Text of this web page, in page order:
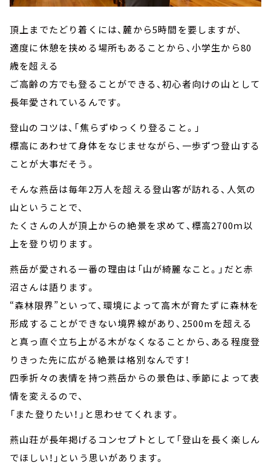
頂上までたどり着くには、麓から5時間を要しますが、
適度に休憩を挟める場所もあることから、小学生から80
歳を超える
ご高齢の方でも登ることができる、初心者向けの山として
長年愛されているんです。
登山のコツは、「焦らずゆっくり登ること。」
標高にあわせて身体をなじませながら、一歩ずつ登山する
ことが大事だそう。
そんな燕岳は毎年2万人を超える登山客が訪れる、人気の
山ということで、
たくさんの人が頂上からの絶景を求めて、標高2700ｍ以
上を登り切ります。
燕岳が愛される一番の理由は「山が綺麗なこと。」だと赤
沼さんは語ります。
“森林限界”といって、環境によって高木が育たずに森林を
形成することができない境界線があり、2500mを超える
と真っ直ぐ立ち上がる木がなくなることから、ある程度登
りきった先に広がる絶景は格別なんです！
四季折々の表情を持つ燕岳からの景色は、季節によって表
情を変えるので、
「また登りたい！」と思わせてくれます。
燕山荘が長年掲げるコンセプトとして「登山を長く楽しん
でほしい！」という思いがあります。